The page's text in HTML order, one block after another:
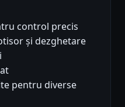
control precis
și dezghetare
pentru diverse